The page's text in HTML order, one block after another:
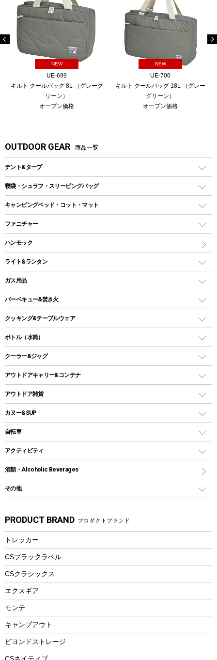
NEW
UE-699
キルト クールバッグ 8L （グレーグ
リーン）
オープン価格
NEW
UE-700
キルト クールバッグ 18L （グレー
グリーン）
オープン価格
OUTDOOR GEAR 商品一覧
テント&タープ
テント
ツールームテント
ワンポールテント
シェルターテント
ロッジ型・オリジナルテント
タープ
スクエアタープ（レクタタープ）
メッシュタープ
自立式タープ
パラソル
テントアクセサリー
ペグ
グランドシート
ガイドロープ
ツール
寝袋・シュラフ・スリーピングバッグ
レクタングラー型（封筒型）シュラフ
インナーシュラフ
キャンピングベッド・コット・マット
キャンピングベッド・コット
インフレータブルマット
ファニチャー
アウトドアテーブル
レジャーシート
ハンモック
ライト&ランタン
LEDランタン
ガスランタン
オイルランタン
LEDライト
ヘッドライト
キャンドル
ガス用品
ガスバーナー
ガス缶
ガストーチ、ライター
バーベキュー&焚き火
バーベキューコンロ、グリル
焚き火台タイプ（ロースタイル）グリル
卓上タイプグリル
パーティータイプグリル
鉄板、アミ
焚き火台&ストーブ
火起こし
バーベキューツール
クッキング&テーブルウェア
ダッチオーブン
ホットサンドメーカー
クッカーセット
シェラカップ
クッキングツール
ナイフ
カトラリー
マグカップ、カップ
ステンレスボトル
フードボトル
トレー
ランチョンマット
ランチボックス
ボトル（水筒）
ステンレスボトル
コップ付きタイプ
ワンタッチタイプ
プラスチックボトル
ディズニーボトル
クーラー&ジャグ
クーラーボックス
クーラーバッグ
ウォータージャグ
保冷剤
アウトドアキャリー&コンテナ
アウトドアキャリー
アウトドア雑貨
バックパック&バッグ
リュック、バックパック
トートバッグ、サコッシュ
ショッピングキャリー
その他アウトドア雑貨
スプレー関係
ツール、他
カヌー&SUP
インフレータブル
カヤック
パドル
ヘルメット
エアーポンプ
アクセサリー
自転車
折りたたみ自転車
スポーツサイクル
シティサイクル
自転車ウェア
アクティビティ
マリン
ラッシュガード
パラソル
フローティングベスト
ヘルメット
エアーポンプ
ビーチテント
ウィンター
スノーシュー
防寒ウェア
酒類・Alcoholic Beverages
その他
湯たんぽ
防災用品
PRODUCT BRAND プロダクトブランド
トレッカー
CSブラックラベル
CSクラシックス
エクスギア
モンテ
キャンプアウト
ビヨンドストレージ
CSネイティブ